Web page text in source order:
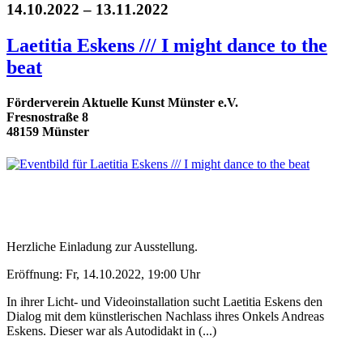
14.10.2022 – 13.11.2022
Laetitia Eskens /// I might dance to the
beat
Förderverein Aktuelle Kunst Münster e.V.
Fresnostraße 8
48159 Münster
Herzliche Einladung zur Ausstellung.
Eröffnung: Fr, 14.10.2022, 19:00 Uhr
In ihrer Licht- und Videoinstallation sucht Laetitia Eskens den
Dialog mit dem künstlerischen Nachlass ihres Onkels Andreas
Eskens. Dieser war als Autodidakt in (...)